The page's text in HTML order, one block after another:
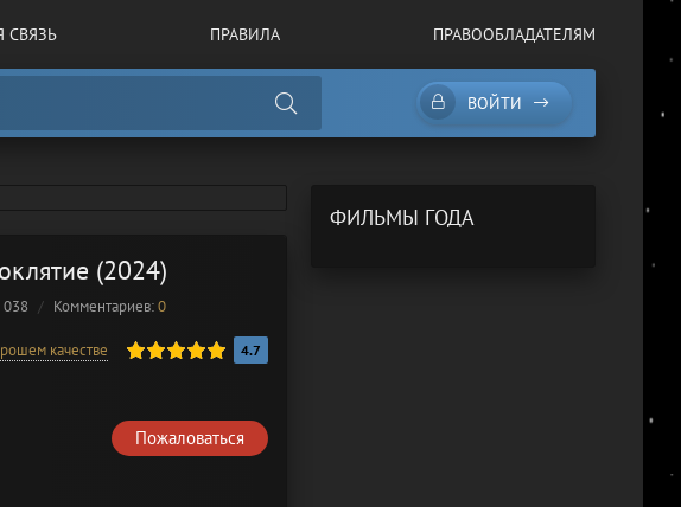
СВЯЗЬ ПРАВИЛА ПРАВООБЛАДАТЕЛЯМ
ВОЙТИ
(2024)
Комментариев:0
качестве
1 2 3 4 5 4.7
Пожаловаться
ФИЛЬМЫ ГОДА